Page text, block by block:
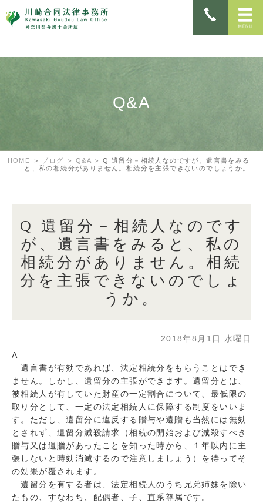
Q&A
HOME ブログ Q&A
Q 遺留分－相続人なのですが、遺言書をみる
と、私の相続分がありません。相続分を主張できないのでしょうか。
Q 遺留分－相続人なのです
が、遺言書をみると、私の
相続分がありません。相続
分を主張できないのでしょ
うか。
2018年8月1日 水曜日
A
遺言書が有効であれば、法定相続分をもらうことはでき
ません。しかし、遺留分の主張ができます。遺留分とは、
被相続人が有していた財産の一定割合について、最低限の
取り分として、一定の法定相続人に保障する制度をいいま
す。ただし、遺留分に違反する贈与や遺贈も当然には無効
とされず、遺留分減殺請求（相続の開始および減殺すべき
贈与又は遺贈があったことを知った時から、１年以内に主
張しないと時効消滅するので注意しましょう）を待ってそ
の効果が覆されます。
遺留分を有する者は、法定相続人のうち兄弟姉妹を除い
たもの、すなわち、配偶者、子、直系尊属です。